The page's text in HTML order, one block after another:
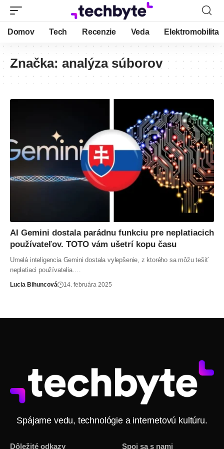
Domov Tech Recenzie Veda Elektromobilita
Značka: analýza súborov
AI Gemini dostala parádnu funkciu pre neplatiacich
používateľov. TOTO vám ušetrí kopu času
Umelá inteligencia Gemini dostala vylepšenie, z ktorého sa môžu tešiť
neplatiaci používatelia.…
Lucia Bihuncová 14. februára 2025
Spájame vedu, technológie a internetovú kultúru.
Dôležité odkazy Spoj sa s nami